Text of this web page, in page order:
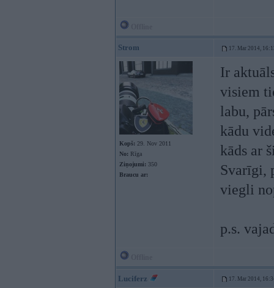
Strom 17. Mar 2014,
Kopš: 29. Nov 2011
No: Rīga
Ziņojumi: 350
Braucu ar:
Ir
visiem
labu,
kādu
kāds ar
Svarīgi,
viegli
p.s.
Luciferz 17. Mar 2014,